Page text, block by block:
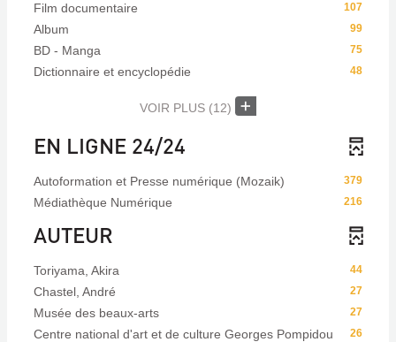
107
Film documentaire
99
Album
75
BD - Manga
48
Dictionnaire et encyclopédie
VOIR PLUS (12)
EN LIGNE 24/24
379
Autoformation et Presse numérique (Mozaik)
216
Médiathèque Numérique
AUTEUR
44
Toriyama, Akira
27
Chastel, André
27
Musée des beaux-arts
26
Centre national d'art et de culture Georges Pompidou